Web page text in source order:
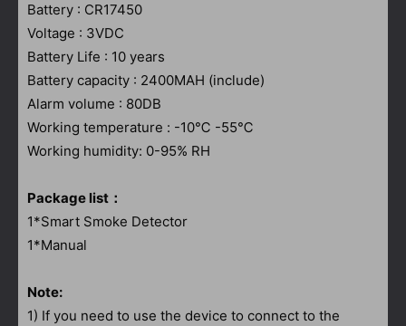
Battery : CR17450
Voltage : 3VDC
Battery Life : 10 years
Battery capacity : 2400MAH (include)
Alarm volume : 80DB
Working temperature : -10℃ -55℃
Working humidity: 0-95% RH
Package list：
1*Smart Smoke Detector
1*Manual
Note:
1) If you need to use the device to connect to the